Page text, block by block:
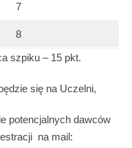
7
8
szpiku – 15 pkt.
się na Uczelni,
potencjalnych dawców
na mail: